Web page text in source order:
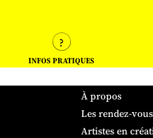
INFOS PRATIQUES
À propos
Les rendez-vous
Artistes en